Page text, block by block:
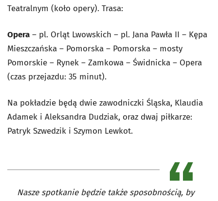
Teatralnym (koło opery). Trasa:
Opera – pl. Orląt Lwowskich – pl. Jana Pawła II – Kępa
Mieszczańska – Pomorska – Pomorska – mosty
Pomorskie – Rynek – Zamkowa – Świdnicka – Opera
(czas przejazdu: 35 minut).
Na pokładzie będą dwie zawodniczki Śląska, Klaudia
Adamek i Aleksandra Dudziak, oraz dwaj piłkarze:
Patryk Szwedzik i Szymon Lewkot.
Nasze spotkanie będzie także sposobnością, by